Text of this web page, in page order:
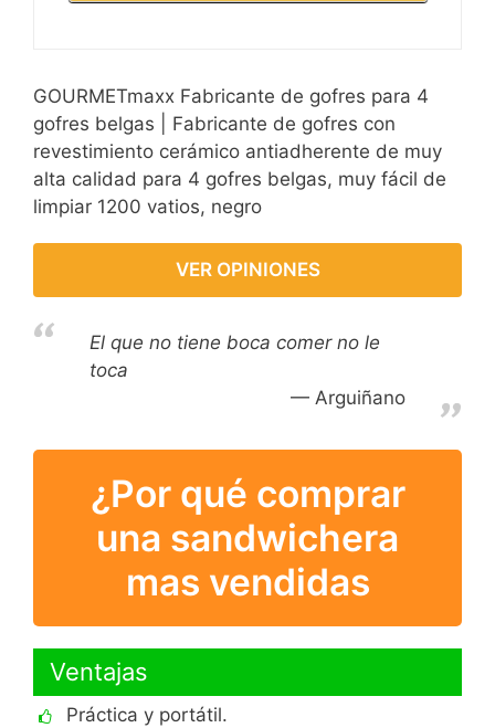
GOURMETmaxx Fabricante de gofres para 4
gofres belgas | Fabricante de gofres con
revestimiento cerámico antiadherente de muy
alta calidad para 4 gofres belgas, muy fácil de
limpiar 1200 vatios, negro
VER OPINIONES
El que no tiene boca comer no le
toca
Arguiñano
¿Por qué comprar
una sandwichera
mas vendidas
Ventajas
Práctica y portátil.